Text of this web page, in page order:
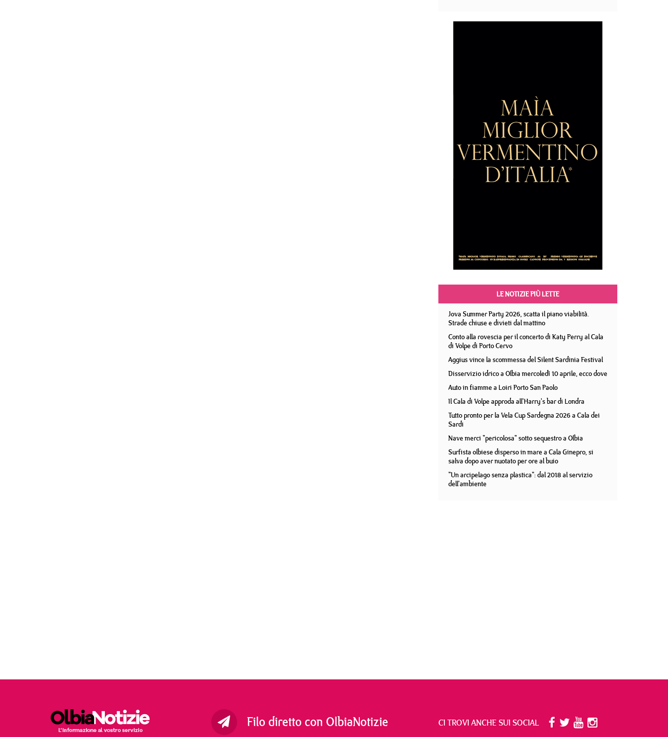
LE NOTIZIE PIÙ LETTE
Jova Summer Party 2026, scatta il piano viabilità.
Strade chiuse e divieti dal mattino
Conto alla rovescia per il concerto di Katy Perry al Cala
di Volpe di Porto Cervo
Aggius vince la scommessa del Silent Sardinia Festival
Disservizio idrico a Olbia mercoledì 10 aprile, ecco dove
Auto in fiamme a Loiri Porto San Paolo
Il Cala di Volpe approda all'Harry's bar di Londra
Tutto pronto per la Vela Cup Sardegna 2026 a Cala dei
Sardi
Nave merci "pericolosa" sotto sequestro a Olbia
Surfista olbiese disperso in mare a Cala Ginepro, si
salva dopo aver nuotato per ore al buio
"Un arcipelago senza plastica": dal 2018 al servizio
dell'ambiente
Filo diretto con OlbiaNotizie CI TROVI ANCHE SUI SOCIAL